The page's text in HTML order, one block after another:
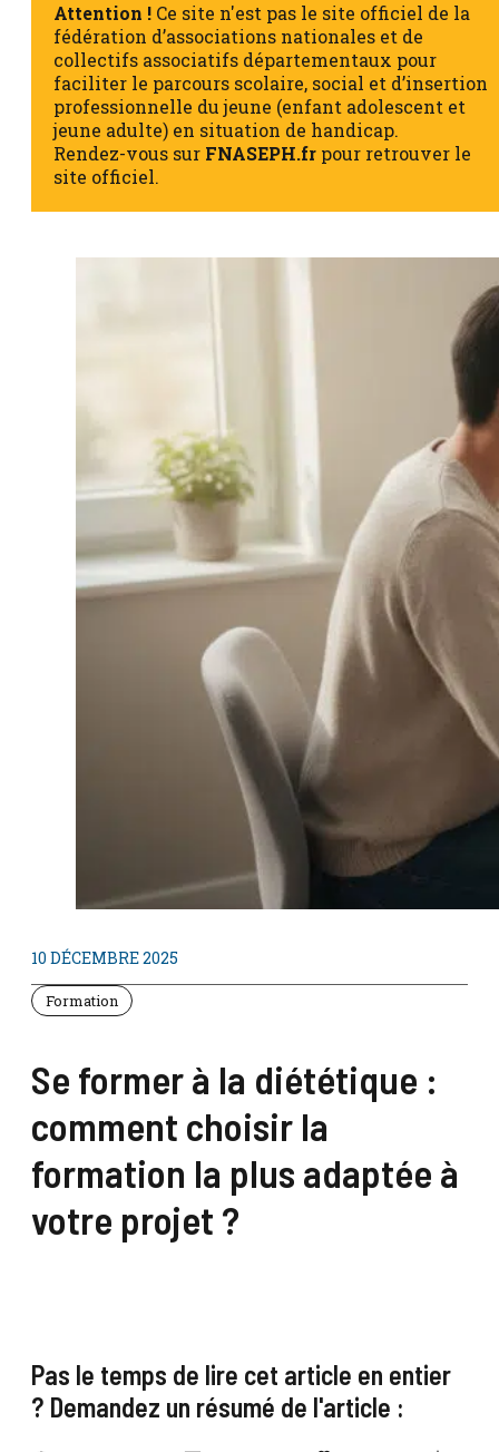
Attention ! Ce site n'est pas le site officiel de la
fédération d’associations nationales et de
collectifs associatifs départementaux pour
faciliter le parcours scolaire, social et d’insertion
professionnelle du jeune (enfant adolescent et
jeune adulte) en situation de handicap.
Rendez-vous sur FNASEPH.fr pour retrouver le
site officiel.
10 DÉCEMBRE 2025
Formation
Se former à la diététique :
comment choisir la
formation la plus adaptée à
votre projet ?
Pas le temps de lire cet article en entier
? Demandez un résumé de l'article :